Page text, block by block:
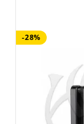
-28%